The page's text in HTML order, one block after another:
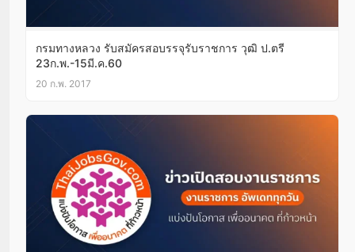
กรมทางหลวง รับสมัครสอบรรจุรับราชการ วุฒิ ป.ตรี
23ก.พ.-15มี.ค.60
20 ก.พ. 2017